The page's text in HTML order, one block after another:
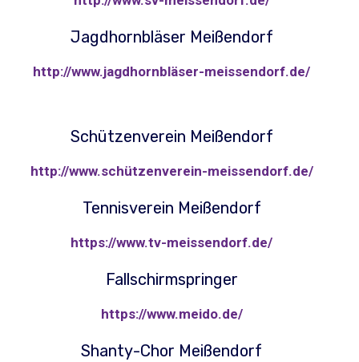
Jagdhornbläser Meißendorf
http://www.jagdhornbläser-meissendorf.de/
Schützenverein Meißendorf
http://www.schützenverein-meissendorf.de/
Tennisverein Meißendorf
https://www.tv-meissendorf.de/
Fallschirmspringer
https://www.meido.de/
Shanty-Chor Meißendorf